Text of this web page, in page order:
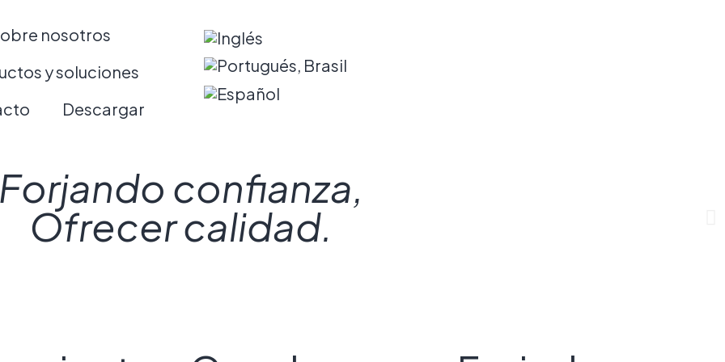
nosotros
y soluciones
Descargar
Forjando confianza,
Ofrecer calidad.